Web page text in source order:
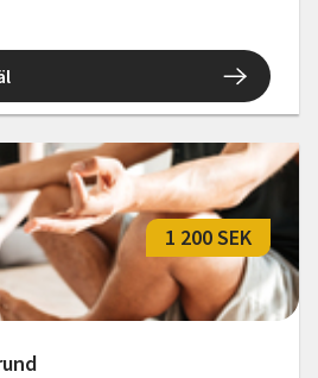
1 200 SEK